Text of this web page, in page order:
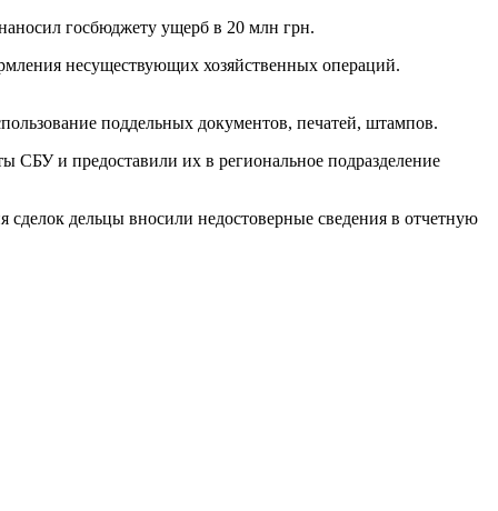
госбюджету ущерб в 20 млн грн.
несуществующих хозяйственных операций.
поддельных документов, печатей, штампов.
СБУ и предоставили их в региональное подразделение
сделок дельцы вносили недостоверные сведения в отчетную